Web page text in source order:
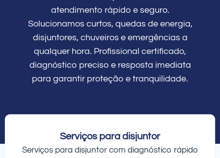
atendimento rápido e seguro.
Solucionamos curtos, quedas de energia,
disjuntores, chuveiros e emergências a
qualquer hora. Profissional certificado,
diagnóstico preciso e resposta imediata
para garantir proteção e tranquilidade.
Serviços para disjuntor
Serviços para disjuntor com diagnóstico rápido